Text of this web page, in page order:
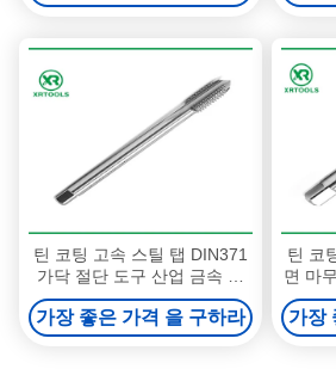
틴 코팅 고속 스틸 탭 DIN371
가닥 절단 도구 산업 금속 작
업 응용 프로그램에 적합
가장 좋은 가격 을 구하라
틴 코
면 마
도구
가장